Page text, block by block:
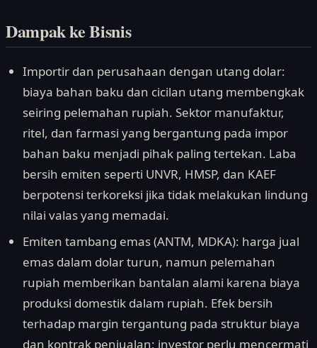
Dampak ke Bisnis
Importir dan perusahaan dengan utang dolar:
biaya bahan baku dan cicilan utang membengkak
seiring pelemahan rupiah. Sektor manufaktur,
ritel, dan farmasi yang bergantung pada impor
bahan baku menjadi pihak paling tertekan. Laba
bersih emiten seperti UNVR, HMSP, dan KAEF
berpotensi terkoreksi jika tidak melakukan lindung
nilai valas yang memadai.
Emiten tambang emas (ANTM, MDKA): harga jual
emas dalam dolar turun, namun pelemahan
rupiah memberikan bantalan alami karena biaya
produksi domestik dalam rupiah. Efek bersih
terhadap margin tergantung pada struktur biaya
dan kontrak penjualan; investor perlu mencermati